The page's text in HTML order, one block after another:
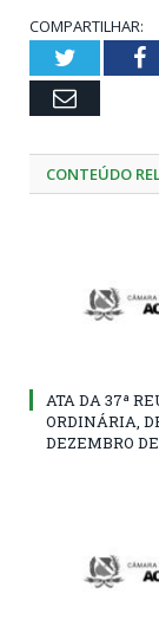
COMPARTILHAR:
Twitter
Email
CONTEÚDO
ATA DA 37ª
ORDINÁRIA,
DEZEMBRO